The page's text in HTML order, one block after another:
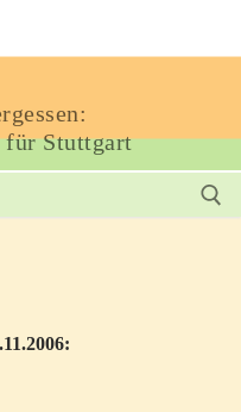
für Stuttgart